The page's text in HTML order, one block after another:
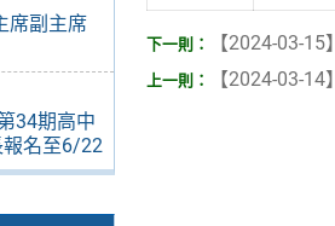
席副主席
34期高中
名至6/22
【2024-03-15】
【2024-03-14】